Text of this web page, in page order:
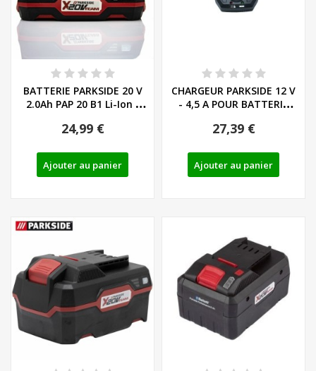
BATTERIE PARKSIDE 20 V
2.0Ah PAP 20 B1 Li-Ion -
24,99 €
Ajouter au panier
CHARGEUR PARKSIDE 12 V
- 4,5 A POUR BATTERIE
27,39 €
Ajouter au panier